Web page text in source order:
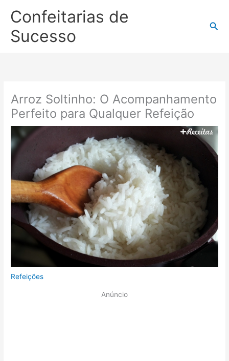
para
conteúdo
Confeitarias de
Sucesso
Arroz Soltinho: O Acompanhamento
Perfeito para Qualquer Refeição
Refeições
Anúncio